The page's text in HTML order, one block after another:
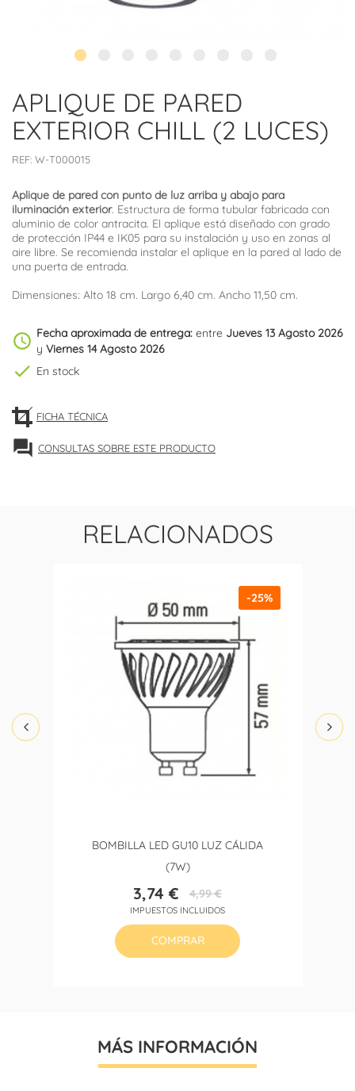
APLIQUE DE PARED
EXTERIOR CHILL (2 LUCES)
REF: W-T000015
Aplique de pared con punto de luz arriba y abajo para
iluminación exterior. Estructura de forma tubular fabricada con
aluminio de color antracita. El aplique está diseñado con grado
de protección IP44 e IK05 para su instalación y uso en zonas al
aire libre. Se recomienda instalar el aplique en la pared al lado de
una puerta de entrada.
Dimensiones: Alto 18 cm. Largo 6,40 cm. Ancho 11,50 cm.
schedule Fecha aproximada de entrega: entre Jueves 13 Agosto 2026
y Viernes 14 Agosto 2026
check En stock
FICHA TÉCNICA
forum CONSULTAS SOBRE ESTE PRODUCTO
RELACIONADOS
BOMBILLA LED GU10 LUZ CÁLIDA
(7W)
Precio
3,74 €Precio
base
4,99 €
IMPUESTOS INCLUIDOS
-25%
COMPRAR
MÁS INFORMACIÓN